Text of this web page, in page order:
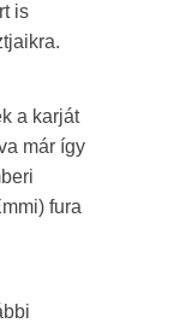
is
a karját
már így
fura